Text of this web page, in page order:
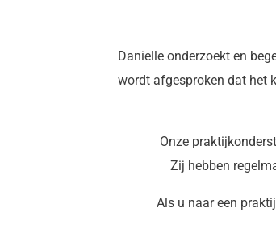
Danielle onderzoekt en
wordt afgesproken dat het
Onze
Zij hebben
Als u naar een